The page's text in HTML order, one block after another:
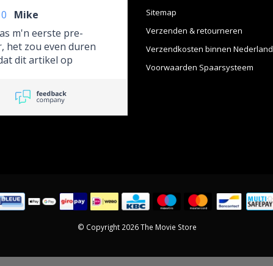
Mike
m'n eerste pre-
het zou even duren
dit artikel op
hierover was
en ten alle tijde
netjes en vriendelijk
de taart! En zorgde
perfecte
Dit zal zeker niet
Sitemap
Verzenden & retourneren
Verzendkosten binnen Nederland
Voorwaarden Spaarsysteem
© Copyright 2026 The Movie Store